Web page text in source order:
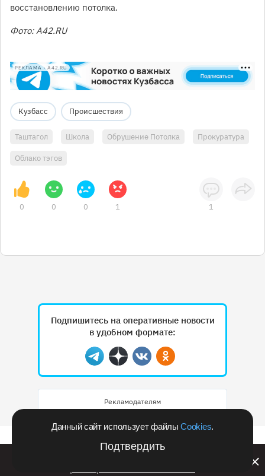
Данный сайт использует файлыCookies.
Подтвердить
восстановлению потолка.
Фото: A42.RU
РЕКЛАМА • A42.RU
Кузбасс Происшествия
Таштагол Школа Обрушение Потолка Прокуратура
Облако тэгов
0 0 0 1 1
Подпишитесь на оперативные новости
в удобном формате:
Telegram
ДзенВконтактеОдноклассники
Рекламодателям
Билайн запустил в Кемеровской области акцию с